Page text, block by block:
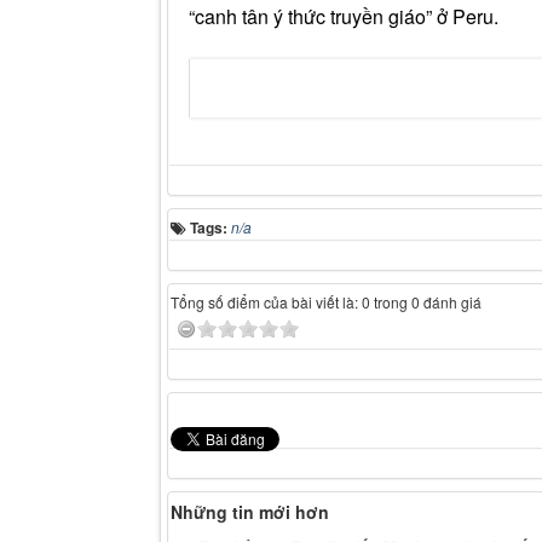
“canh tân ý thức truyền giáo” ở Peru.
Tags: n/a
Tổng số điểm của bài viết là: 0 trong 0 đánh giá
Những tin mới hơn